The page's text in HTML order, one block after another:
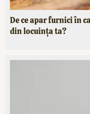
De ce apar furnici în
din locuința ta?